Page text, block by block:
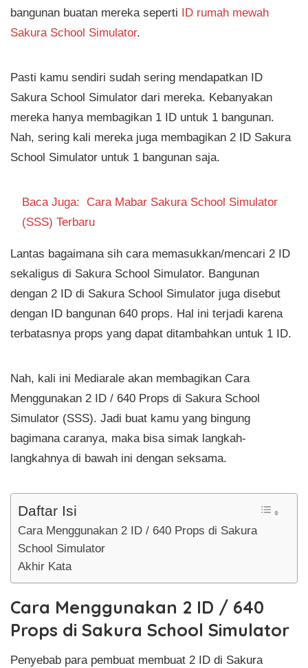
bangunan buatan mereka seperti ID rumah mewah
Sakura School Simulator.
Pasti kamu sendiri sudah sering mendapatkan ID
Sakura School Simulator dari mereka. Kebanyakan
mereka hanya membagikan 1 ID untuk 1 bangunan.
Nah, sering kali mereka juga membagikan 2 ID Sakura
School Simulator untuk 1 bangunan saja.
Baca Juga: Cara Mabar Sakura School Simulator
(SSS) Terbaru
Lantas bagaimana sih cara memasukkan/mencari 2 ID
sekaligus di Sakura School Simulator. Bangunan
dengan 2 ID di Sakura School Simulator juga disebut
dengan ID bangunan 640 props. Hal ini terjadi karena
terbatasnya props yang dapat ditambahkan untuk 1 ID.
Nah, kali ini Mediarale akan membagikan Cara
Menggunakan 2 ID / 640 Props di Sakura School
Simulator (SSS). Jadi buat kamu yang bingung
bagimana caranya, maka bisa simak langkah-
langkahnya di bawah ini dengan seksama.
Daftar Isi
Cara Menggunakan 2 ID / 640 Props di Sakura
School Simulator
Akhir Kata
Cara Menggunakan 2 ID / 640
Props di Sakura School Simulator
Penyebab para pembuat membuat 2 ID di Sakura